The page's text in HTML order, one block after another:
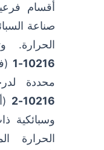
أقسام
صناعة
الحرارة.
10216-1
محددة
10216-2
وسبائكية
الحرارة